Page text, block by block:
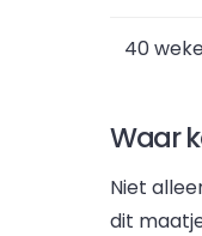
40
Waar
Niet
dit